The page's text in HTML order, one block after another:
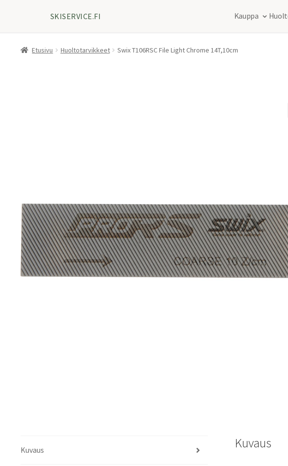
SKISERVICE.FI Kauppa
Etusivu Huoltotarvikkeet Swix T106RSC File Light Chrome 14T,10cm
Kuvaus Kuvaus